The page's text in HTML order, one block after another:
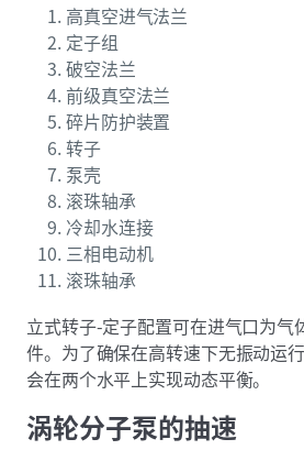
高真空进气法兰
定子组
破空法兰
前级真空法兰
碎片防护装置
转子
泵壳
滚珠轴承
冷却水连接
三相电动机
滚珠轴承
立式转子-定子配置可在进气口为气
件。为了确保在高转速下无振动运
会在两个水平上实现动态平衡。
涡轮分子泵的抽速